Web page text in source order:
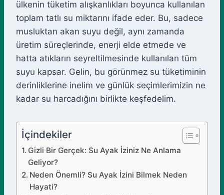
ülkenin tüketim alışkanlıkları boyunca kullanılan
toplam tatlı su miktarını ifade eder. Bu, sadece
musluktan akan suyu değil, aynı zamanda
üretim süreçlerinde, enerji elde etmede ve
hatta atıkların seyreltilmesinde kullanılan tüm
suyu kapsar. Gelin, bu görünmez su tüketiminin
derinliklerine inelim ve günlük seçimlerimizin ne
kadar su harcadığını birlikte keşfedelim.
İçindekiler
Gizli Bir Gerçek: Su Ayak İziniz Ne Anlama
Geliyor?
Neden Önemli? Su Ayak İzini Bilmek Neden
Hayati?